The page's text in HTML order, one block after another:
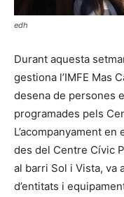
edh
Durant aquesta
gestiona l’IMFE Mas
desena de persones
programades pels
L’acompanyament
des del Centre Cívic
al barri Sol i Vista, va
d’entitats i